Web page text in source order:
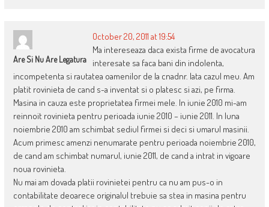
Are Si Nu Are Legatura
October 20, 2011 at 19:54
Ma intereseaza daca exista firme de avocatura
interesate sa faca bani din indolenta,
incompetenta si rautatea oamenilor de la cnadnr. Iata cazul meu. Am
platit rovinieta de cand s-a inventat si o platesc si azi, pe firma.
Masina in cauza este proprietatea firmei mele. In iunie 2010 mi-am
reinnoit rovinieta pentru perioada iunie 2010 – iunie 2011. In luna
noiembrie 2010 am schimbat sediul firmei si deci si umarul masinii.
Acum primesc amenzi nenumarate pentru perioada noiembrie 2010,
de cand am schimbat numarul, iunie 2011, de cand a intrat in vigoare
noua rovinieta.
Nu mai am dovada platii rovinietei pentru ca nu am pus-o in
contabilitate deoarece originalul trebuie sa stea in masina pentru